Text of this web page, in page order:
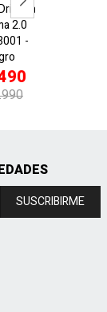
Cat
2.0
-
SUSCRIBIRME